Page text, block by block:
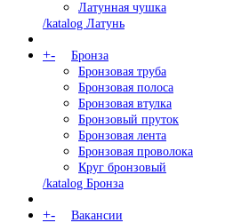
Латунная чушка
/katalog Латунь
+-
Бронза
Бронзовая труба
Бронзовая полоса
Бронзовая втулка
Бронзовый пруток
Бронзовая лента
Бронзовая проволока
Круг бронзовый
/katalog Бронза
+-
Вакансии